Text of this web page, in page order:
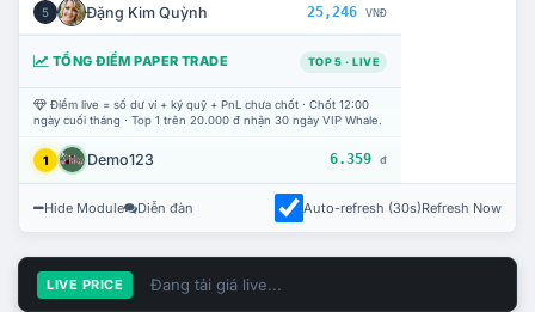
5 Đặng Kim Quỳnh 25,246 VNĐ
TỔNG ĐIỂM PAPER TRADE TOP 5 · LIVE
Điểm live = số dư ví + ký quỹ + PnL chưa chốt · Chốt 12:00
ngày cuối tháng · Top 1 trên 20.000 đ nhận 30 ngày VIP Whale.
1 Demo123 6.359 đ
Hide Module Diễn đàn Auto-refresh (30s)Refresh Now
LIVE PRICE Đang tải giá live...